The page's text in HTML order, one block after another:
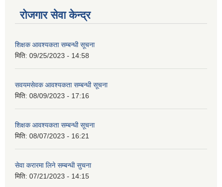
रोजगार सेवा केन्द्र
शिक्षक आवश्यकता सम्बन्धी सूचना
मिति: 09/25/2023 - 14:58
सवयमसेवक आवश्यकता सम्बन्धी सूचना
मिति: 08/09/2023 - 17:16
शिक्षक आवश्यकता सम्बन्धी सूचना
मिति: 08/07/2023 - 16:21
सेवा करारमा लिने सम्बन्धी सुचना
मिति: 07/21/2023 - 14:15